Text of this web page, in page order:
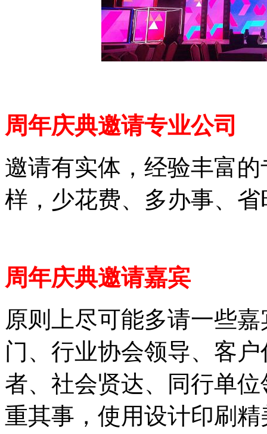
周年庆典邀请专业公司
邀请有实体，经验丰富
样，少花费、多办事、
周年庆典邀请嘉宾
原则上尽可能多请一些
门、行业协会领导、客
者、社会贤达、同行单
重其事，使用设计印刷